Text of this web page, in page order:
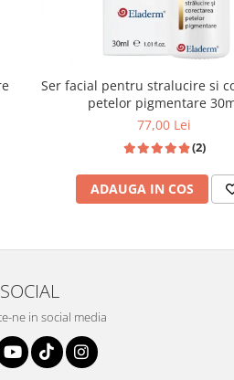
Ser facial pentru stralucire si
petelor pigmentare
77,00 Lei
(2)
ADAUGA IN COS
SOCIAL
ne in social media